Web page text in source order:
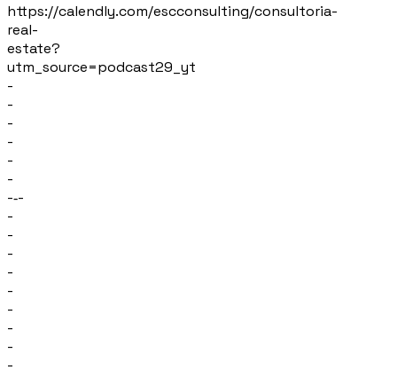
https://calendly.com/escconsulting/consultoria-
real-
estate?
utm_source=podcast29_yt
-
-
-
-
-
-
-‐-
-
-
-
-
-
-
-
-
-